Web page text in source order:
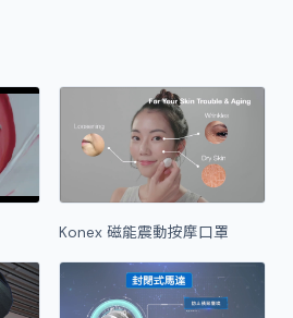
Konex 磁能震動按摩口罩